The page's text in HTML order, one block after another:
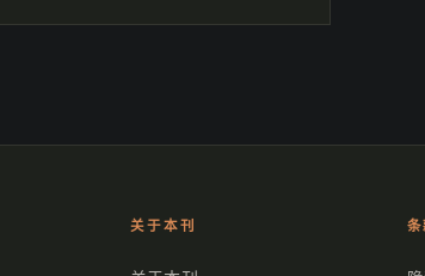
关于本刊